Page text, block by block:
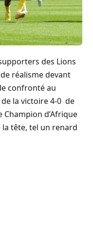
des Lions
réalisme devant
confronté au
la victoire 4-0 de
d’Afrique
tête, tel un renard